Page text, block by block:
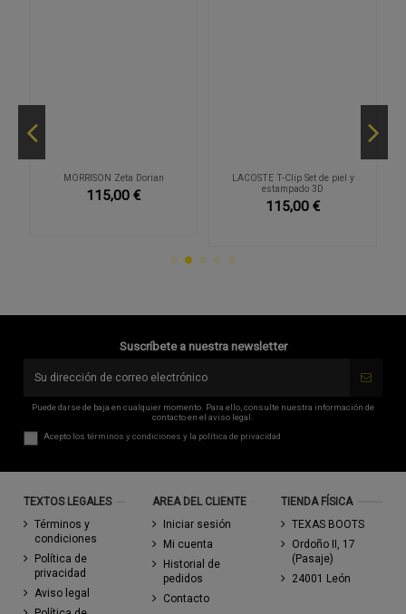
MORRISON Zeta Dorian
115,00 €
LACOSTE T-Clip Set de piel y
estampado 3D
115,00 €
Suscríbete a nuestra newsletter
Puede darse de baja en cualquier momento. Para ello, consulte nuestra información de
contacto en el aviso legal.
Acepto lostérminos y condiciones y la política de privacidad
TEXTOS LEGALES
Términos y
condiciones
Política de
privacidad
Aviso legal
AREA DEL CLIENTE
Iniciar sesión
Mi cuenta
Historial de
pedidos
Contacto
TIENDA FÍSICA
TEXAS BOOTS
Ordoño II, 17
(Pasaje)
24001 León